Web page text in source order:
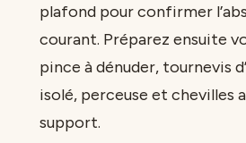
plafond pour confirmer
courant. Préparez ensuite
pince à dénuder, tournevis
isolé, perceuse et chevilles
support.